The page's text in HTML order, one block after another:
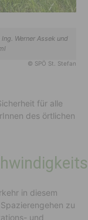
Werner Assek und
© SPÖ St. Stefan
für alle
des örtlichen
in diesem
zu
und